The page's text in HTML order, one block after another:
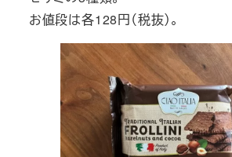
お値段は各128円（税抜）。